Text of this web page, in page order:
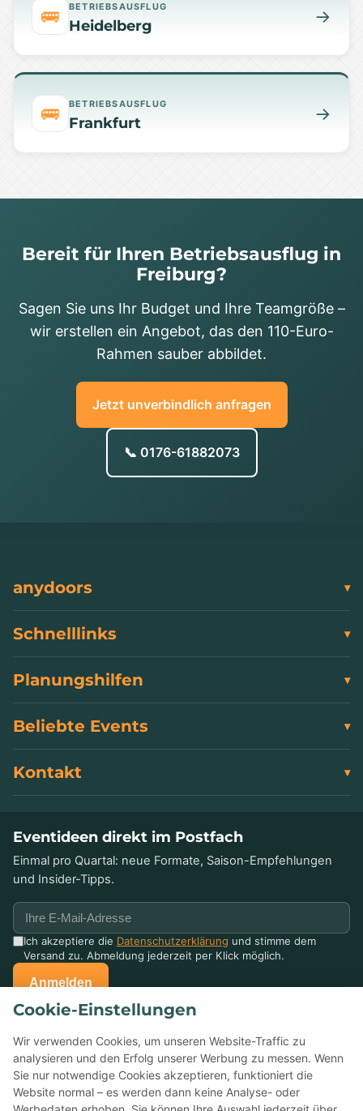
🚌 BETRIEBSAUSFLUG
Heidelberg →
🚌 BETRIEBSAUSFLUG
Frankfurt →
Bereit für Ihren Betriebsausflug in
Freiburg?
Sagen Sie uns Ihr Budget und Ihre Teamgröße –
wir erstellen ein Angebot, das den 110-Euro-
Rahmen sauber abbildet.
Jetzt unverbindlich anfragen
📞 0176-61882073
anydoors
Schnelllinks
Planungshilfen
Beliebte Events
Kontakt
Eventideen direkt im Postfach
Einmal pro Quartal: neue Formate, Saison-Empfehlungen
und Insider-Tipps.
Ich akzeptiere die Datenschutzerklärung und stimme dem
Versand zu. Abmeldung jederzeit per Klick möglich.
Anmelden
Erzählen Sie anderen davon — Ihre Bewertung auf Google
hilft kleinen Eventagenturen enorm.
Cookie-Einstellungen
Wir verwenden Cookies, um unseren Website-Traffic zu
analysieren und den Erfolg unserer Werbung zu messen. Wenn
Sie nur notwendige Cookies akzeptieren, funktioniert die
Website normal – es werden dann keine Analyse- oder